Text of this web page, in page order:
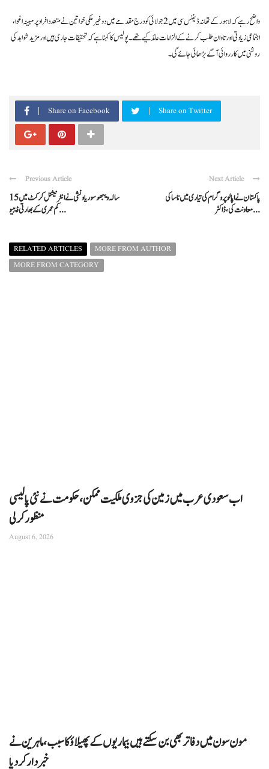
واضح رہے کہ لاہور کے تھانہ ڈیفنس سی میں 2 جولائی کو درج مقدمے میں دو غیر ملکی خواتین نے متعدد افراد پر مبینہ اغوا،
اجتماعی زیادتی اور تاوان طلب کرنے کے الزامات عائد کیے تھے۔ پولیس کا کہنا ہے کہ تحقیقات جاری ہیں اور مزید شواہد کی
روشنی میں کارروائی آگے بڑھائی جائے گی۔
Share on Facebook Share on Twitter
Previous Article
15سالہ ویبھو سوریاونشی نے انٹرنیشنل کرکٹ میں
کم عمری کے بھارتی ڈیبیو ...
Next Article
پاکستان نے اپالو پروگرام کی تیاری میں ناسا کی
معاونت کی، ڈاکٹر ...
RELATED ARTICLES
MORE FROM AUTHOR
MORE FROM CATEGORY
اب سعودی عرب میں زمین کی جزوی ملکیت ممکن، حکومت نے نئی پالیسی
منظور کرلی
August 6, 2026
مون سون میں دفاتر بھی بن سکتے ہیں بیماریوں کے پھیلاؤ کا سبب، ماہرین نے
خبردار کر دیا